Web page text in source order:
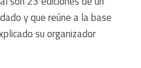
y que reúne a la base
su organizador